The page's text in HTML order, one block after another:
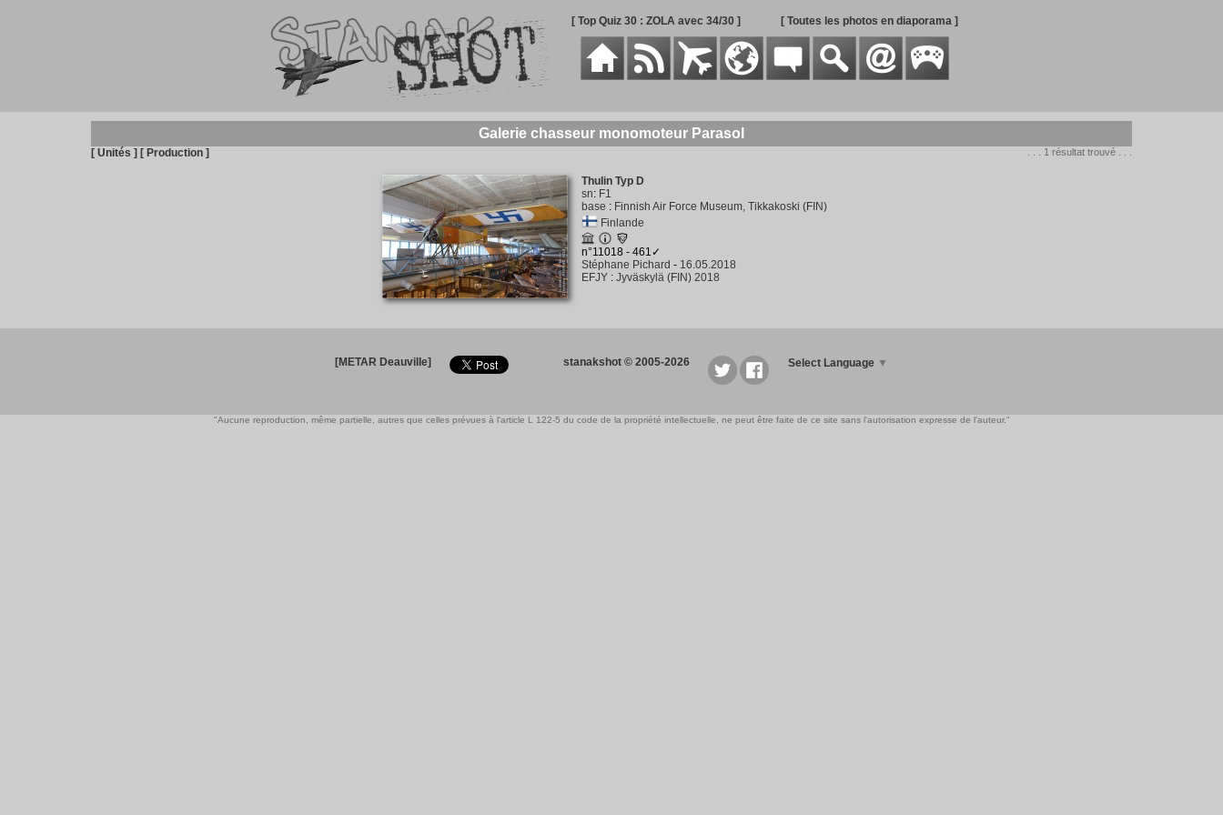
[ Top Quiz 30 : ZOLA avec 34/30 ] [ Toutes les photos en diaporama ]
Galerie chasseur monomoteur Parasol
[ Unités ] [ Production ] . . . 1 résultat trouvé . . .
Thulin Typ D
sn: F1
base : Finnish Air Force Museum, Tikkakoski (FIN)
Finlande
n°11018 - 461✓
Stéphane Pichard - 16.05.2018
EFJY: Jyväskylä (FIN) 2018
[METAR Deauville] stanakshot © 2005-2026 Select Language ▼
"Aucune reproduction, même partielle, autres que celles prévues à l'article L 122-5 du code de la propriété intellectuelle, ne peut être faite de ce site sans l'autorisation expresse de l'auteur."